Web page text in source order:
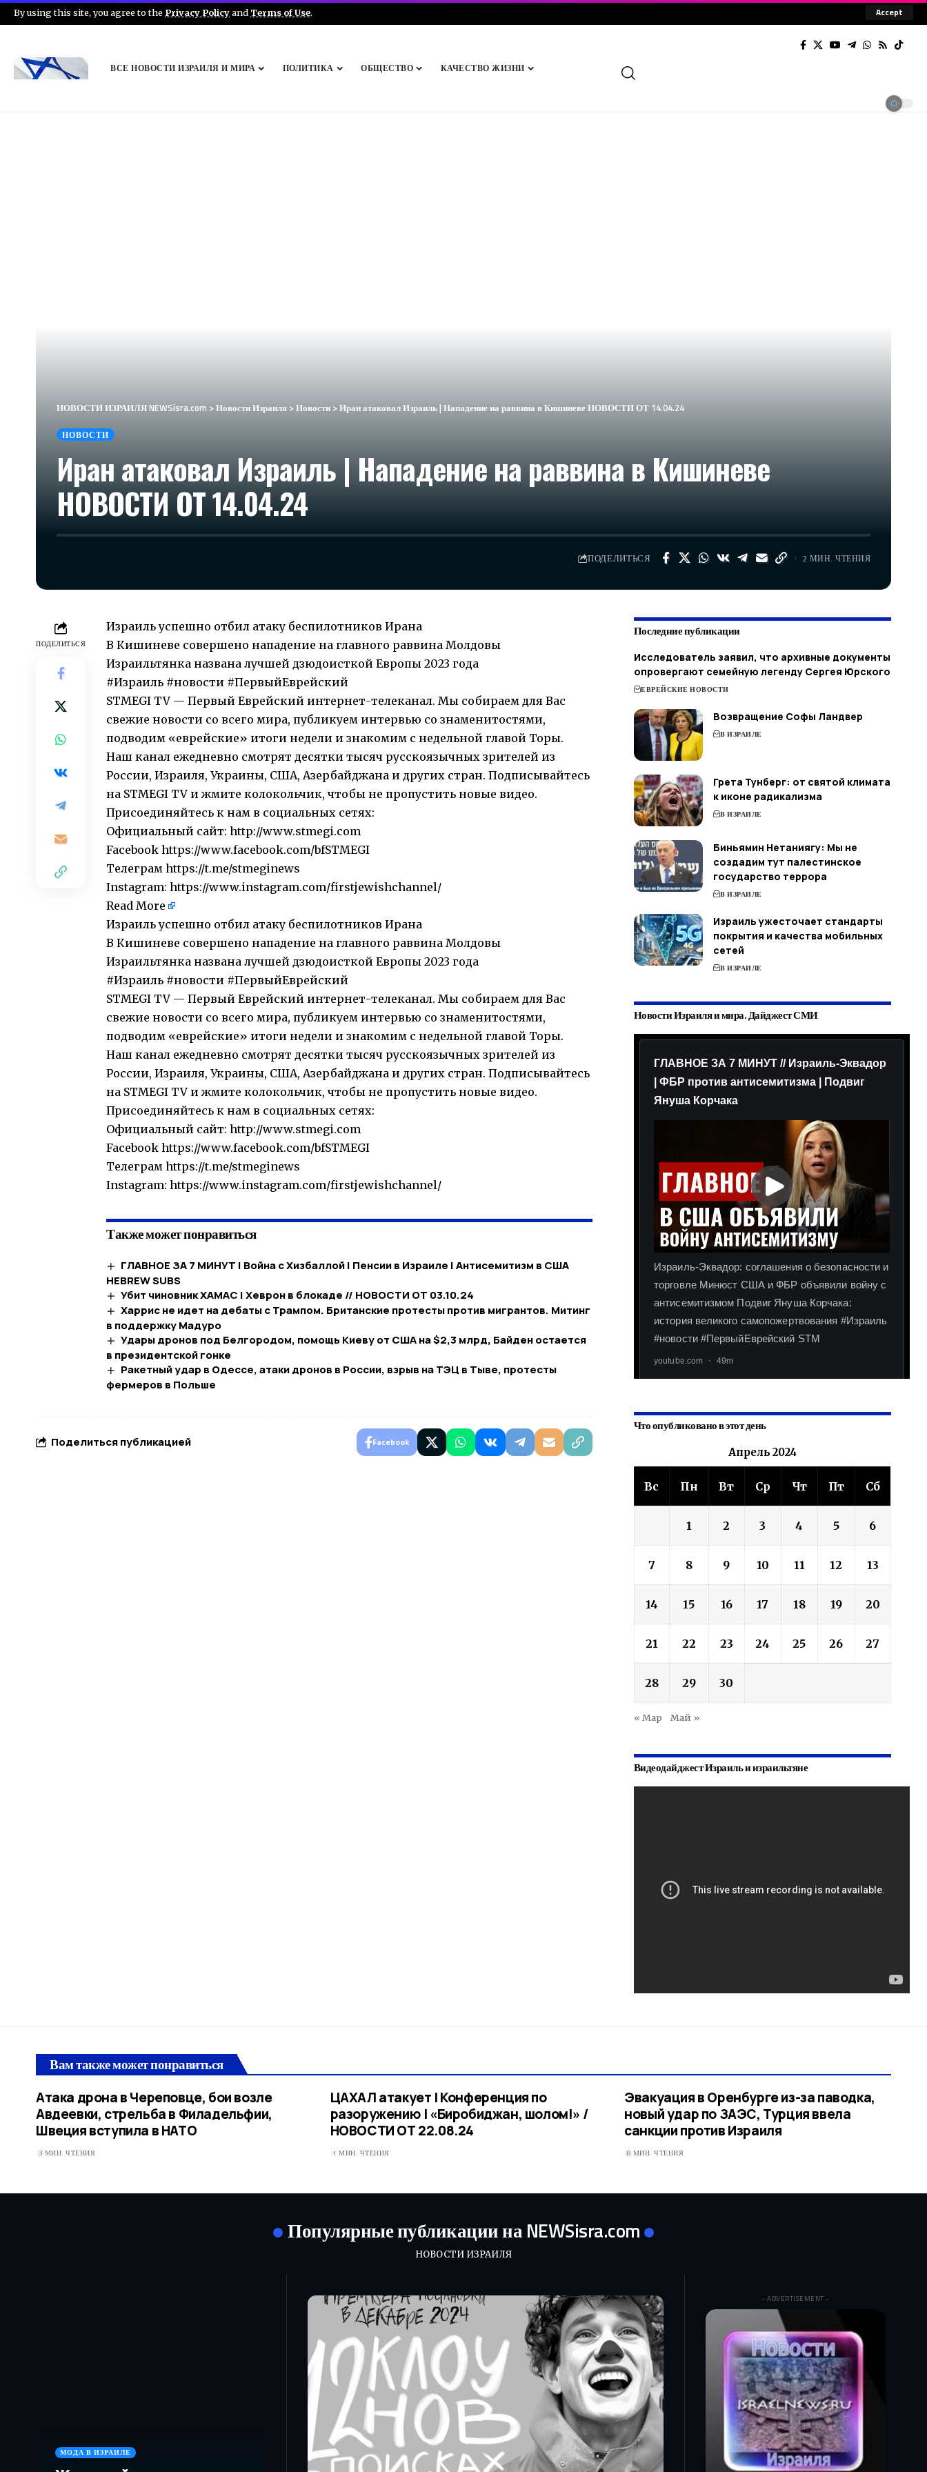
By using this site, you agree to the Privacy Policyand Terms of Use. Accept
ВСЕ НОВОСТИ ИЗРАИЛЯ И МИРА ПОЛИТИКА ОБЩЕСТВО КАЧЕСТВО ЖИЗНИ
НОВОСТИ ИЗРАИЛЯ NEWSisra.com >Новости Израиля >Новости >Иран атаковал Израиль | Нападение на раввина в Кишиневе НОВОСТИ ОТ 14.04.24
НОВОСТИ
Иран атаковал Израиль | Нападение на раввина в Кишиневе
НОВОСТИ ОТ 14.04.24
ПОДЕЛИТЬСЯ 2 МИН. ЧТЕНИЯ
ПОДЕЛИТЬСЯ
Израиль успешно отбил атаку беспилотников Ирана
В Кишиневе совершено нападение на главного раввина Молдовы
Израильтянка названа лучшей дзюдоисткой Европы 2023 года
#Израиль #новости #ПервыйЕврейский
STMEGI TV — Первый Еврейский интернет-телеканал. Мы собираем для Вас
свежие новости со всего мира, публикуем интервью со знаменитостями,
подводим «еврейские» итоги недели и знакомим с недельной главой Торы.
Наш канал ежедневно смотрят десятки тысяч русскоязычных зрителей из
России, Израиля, Украины, США, Азербайджана и других стран. Подписывайтесь
на STMEGI TV и жмите колокольчик, чтобы не пропустить новые видео.
Присоединяйтесь к нам в социальных сетях:
Официальный сайт: http://www.stmegi.com
Facebook https://www.facebook.com/bfSTMEGI
Телеграм https://t.me/stmeginews
Instagram: https://www.instagram.com/firstjewishchannel/
Read More
​Израиль успешно отбил атаку беспилотников Ирана
В Кишиневе совершено нападение на главного раввина Молдовы
Израильтянка названа лучшей дзюдоисткой Европы 2023 года
#Израиль #новости #ПервыйЕврейский
STMEGI TV — Первый Еврейский интернет-телеканал. Мы собираем для Вас
свежие новости со всего мира, публикуем интервью со знаменитостями,
подводим «еврейские» итоги недели и знакомим с недельной главой Торы.
Наш канал ежедневно смотрят десятки тысяч русскоязычных зрителей из
России, Израиля, Украины, США, Азербайджана и других стран. Подписывайтесь
на STMEGI TV и жмите колокольчик, чтобы не пропустить новые видео.
Присоединяйтесь к нам в социальных сетях:
Официальный сайт: http://www.stmegi.com
Facebook https://www.facebook.com/bfSTMEGI
Телеграм https://t.me/stmeginews
Instagram: https://www.instagram.com/firstjewishchannel/
Также может понравиться
ГЛАВНОЕ ЗА 7 МИНУТ | Война с Хизбаллой | Пенсии в Израиле | Антисемитизм в США
HEBREW SUBS
Убит чиновник ХАМАС | Хеврон в блокаде // НОВОСТИ ОТ 03.10.24
Харрис не идет на дебаты с Трампом. Британские протесты против мигрантов. Митинг
в поддержку Мадуро
Удары дронов под Белгородом, помощь Киеву от США на $2,3 млрд, Байден остается
в президентской гонке
Ракетный удар в Одессе, атаки дронов в России, взрыв на ТЭЦ в Тыве, протесты
фермеров в Польше
Поделиться публикацией Facebook
Последние публикации
Исследователь заявил, что архивные документы
опровергают семейную легенду Сергея Юрского
ЕВРЕЙСКИЕ НОВОСТИ
Возвращение Софы Ландвер
В ИЗРАИЛЕ
Грета Тунберг: от святой климата
к иконе радикализма
В ИЗРАИЛЕ
Биньямин Нетаниягу: Мы не
создадим тут палестинское
государство террора
В ИЗРАИЛЕ
Израиль ужесточает стандарты
покрытия и качества мобильных
сетей
В ИЗРАИЛЕ
Новости Израиля и мира. Дайджест СМИ
Что опубликовано в этот день
Апрель 2024
Вс Пн Вт Ср Чт Пт Сб
1 2 3 4 5 6
7 8 9 10 11 12 13
14 15 16 17 18 19 20
21 22 23 24 25 26 27
28 29 30
« Мар Май »
Видеодайджест Израиль и израильтяне
Вам также может понравиться
Атака дрона в Череповце, бои возле
Авдеевки, стрельба в Филадельфии,
Швеция вступила в НАТО
3 МИН. ЧТЕНИЯ
ЦАХАЛ атакует | Конференция по
разоружению | «Биробиджан, шолом!» /
НОВОСТИ ОТ 22.08.24
1 МИН. ЧТЕНИЯ
Эвакуация в Оренбурге из-за паводка,
новый удар по ЗАЭС, Турция ввела
санкции против Израиля
8 МИН. ЧТЕНИЯ
Популярные публикации на NEWSisra.com
НОВОСТИ ИЗРАИЛЯ
МОДА В ИЗРАИЛЕ
- ADVERTISEMENT -